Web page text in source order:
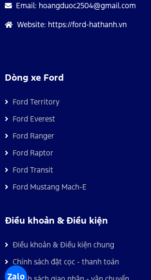
Email: hoangduoc2504@gmail.com
Website: https://ford-hathanh.vn
Dòng xe Ford
Ford Territory
Ford Everest
Ford Ranger
Ford Raptor
Ford Transit
Ford Mustang Mach-E
Điều khoản & Điều kiện
Điều khoản & Điều kiện chung
Chính sách đặt cọc - thanh toán
Zalo